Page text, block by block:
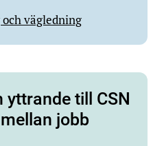
vägledning
yttrande till CSN
jobb